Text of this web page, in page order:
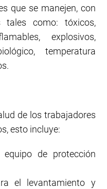
que se manejen, con
tales como: tóxicos,
explosivos,
temperatura
de los trabajadores
esto incluye:
de protección
el levantamiento y